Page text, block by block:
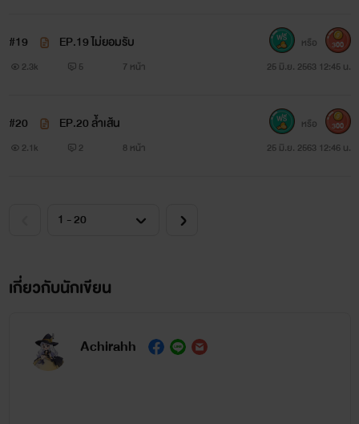
#19 EP.19 ไม่ยอมรับ
2.3k 5 7 หน้า 25 มิ.ย. 2563 12:45 น.
หรือ 300
#20 EP.20 ล้ำเส้น
2.1k 2 8 หน้า 25 มิ.ย. 2563 12:46 น.
หรือ 300
เกี่ยวกับนักเขียน
Achirahh